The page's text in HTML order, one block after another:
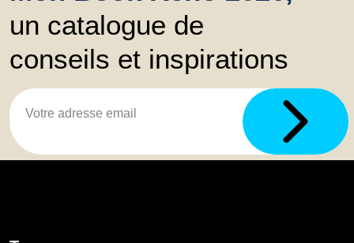
un catalogue de
conseils et inspirations